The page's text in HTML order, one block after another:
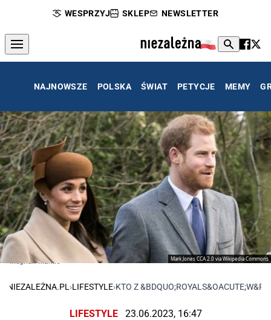
WESPRZYJ SKLEP NEWSLETTER
NAJNOWSZE POLSKA ŚWIAT PETYCJE MEMY
Mark Jones CCA 2.0 via Wikipedia Commons
Meghan Markle
NIEZALEŻNA.PL ›LIFESTYLE›KTO Z
LIFESTYLE 23.06.2023, 16:47